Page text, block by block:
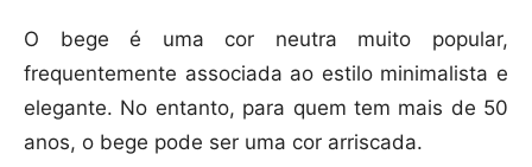
O bege é uma cor neutra muito popular,
frequentemente associada ao estilo minimalista e
elegante. No entanto, para quem tem mais de 50
anos, o bege pode ser uma cor arriscada.